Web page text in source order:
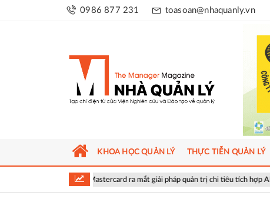
0986 877 231 toasoan@nhaquanly.vn
và Mastercard ra mắt giải pháp quản trị chi tiêu tích hợp AI cho doanh nghiệp
KHOA HỌC QUẢN LÝ THỰC TIỄN QUẢN LÝ